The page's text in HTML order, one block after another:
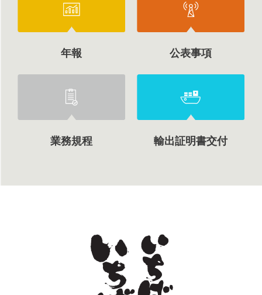
年報 公表事項
業務規程 輸出証明書交付